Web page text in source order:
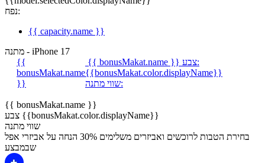
נפח:
{{ capacity.name }}
מתנה - iPhone 17
{{
bonusMakat.name
}}
{{ bonusMakat.name }}
צבע:
{{bonusMakat.color.displayName}}
שווי מתנה:
{{ bonusMakat.name }}
צבע {{bonusMakat.color.displayName}}
שווי מתנה
בחירת הטבות לרוכשים ואביזרים משלימים
30% הנחה על אביזרי אפל
שבמבצע